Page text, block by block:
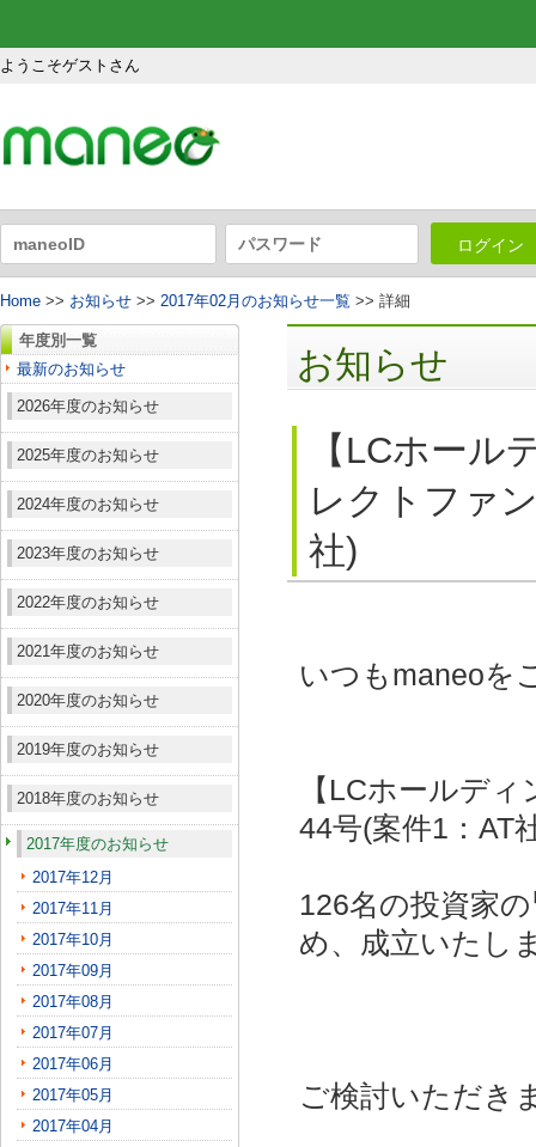
ようこそゲストさん
ログイン
Home >> お知らせ >> 2017年02月のお知らせ一覧 >> 詳細
年度別一覧
最新のお知らせ
2026年度のお知らせ
2025年度のお知らせ
2024年度のお知らせ
2023年度のお知らせ
2022年度のお知らせ
2021年度のお知らせ
2020年度のお知らせ
2019年度のお知らせ
2018年度のお知らせ
2017年度のお知らせ
2017年12月
2017年11月
2017年10月
2017年09月
2017年08月
2017年07月
2017年06月
2017年05月
2017年04月
お知らせ
【LCホー
レクトファ
社)
いつもmaneoを
【LCホールデ
44号(案件1：AT
126名の投資家
め、成立いたし
ご検討いただき